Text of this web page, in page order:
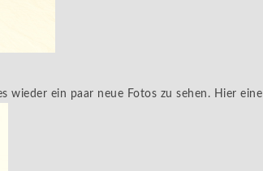
wieder ein paar neue Fotos zu sehen. Hier eine